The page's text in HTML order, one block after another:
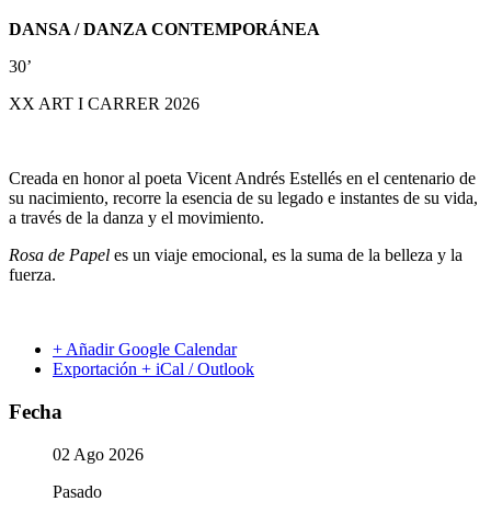
DANSA / DANZA CONTEMPORÁNEA
30’
XX ART I CARRER 2026
Creada en honor al poeta Vicent Andrés Estellés en el centenario de
su nacimiento, recorre la esencia de su legado e instantes de su vida,
a través de la danza y el movimiento.
Rosa de Papel es un viaje emocional, es la suma de la belleza y la
fuerza.
+ Añadir Google Calendar
Exportación + iCal / Outlook
Fecha
02 Ago 2026
Pasado